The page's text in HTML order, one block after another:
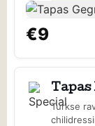
€9
Tapas
Turkse